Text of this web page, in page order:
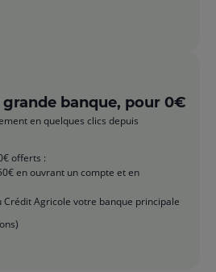
grande banque, pour 0€
en quelques clics depuis
offerts :
en ouvrant un compte et en
Crédit Agricole votre banque principale